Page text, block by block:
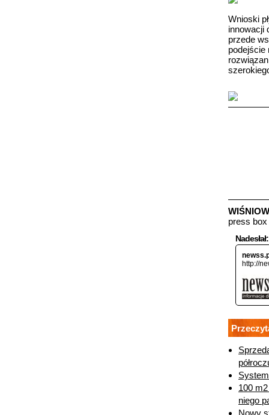
Wnioski
innowacji
przede
podejście
press box
Nadesłał:
http://
100
niego
Nowy